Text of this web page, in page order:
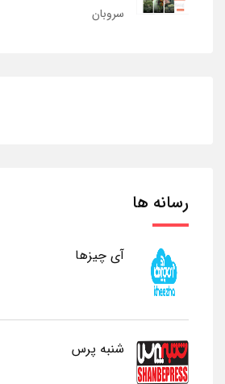
سروبان
رسانه ها
آی چیزها
شنبه پرس